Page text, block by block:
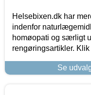
Helsebixen.dk har
indenfor
homøopati og særligt
rengøringsartikler.
Se